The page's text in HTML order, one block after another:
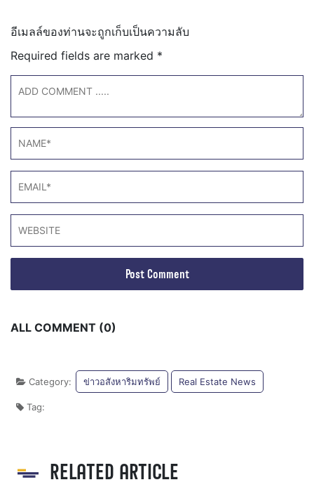
อีเมลล์ของท่านจะถูกเก็บเป็นความลับ
Required fields are marked *
ALL COMMENT (0)
Category: ข่าวอสังหาริมทรัพย์ Real Estate News
Tag:
RELATED ARTICLE